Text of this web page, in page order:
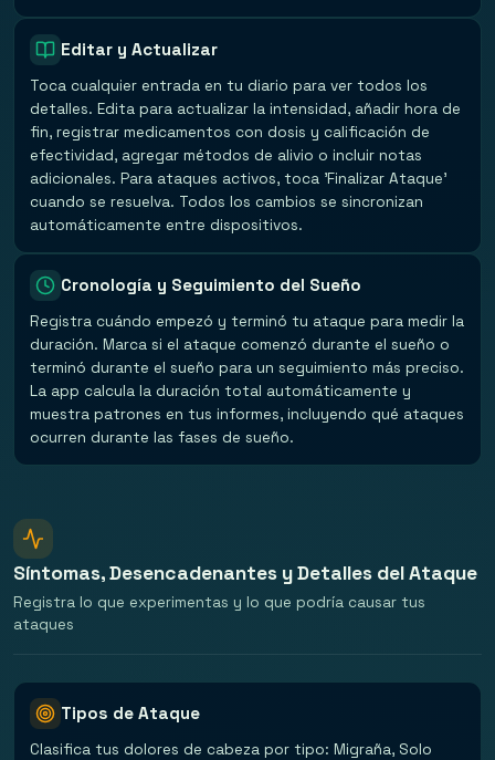
Editar y Actualizar
Toca cualquier entrada en tu diario para ver todos los
detalles. Edita para actualizar la intensidad, añadir hora de
fin, registrar medicamentos con dosis y calificación de
efectividad, agregar métodos de alivio o incluir notas
adicionales. Para ataques activos, toca 'Finalizar Ataque'
cuando se resuelva. Todos los cambios se sincronizan
automáticamente entre dispositivos.
Cronología y Seguimiento del Sueño
Registra cuándo empezó y terminó tu ataque para medir la
duración. Marca si el ataque comenzó durante el sueño o
terminó durante el sueño para un seguimiento más preciso.
La app calcula la duración total automáticamente y
muestra patrones en tus informes, incluyendo qué ataques
ocurren durante las fases de sueño.
Síntomas, Desencadenantes y Detalles del Ataque
Registra lo que experimentas y lo que podría causar tus
ataques
Tipos de Ataque
Clasifica tus dolores de cabeza por tipo: Migraña, Solo